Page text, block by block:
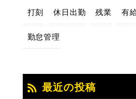
打刻 休日出勤 残業 有
勤怠管理
最近の投稿